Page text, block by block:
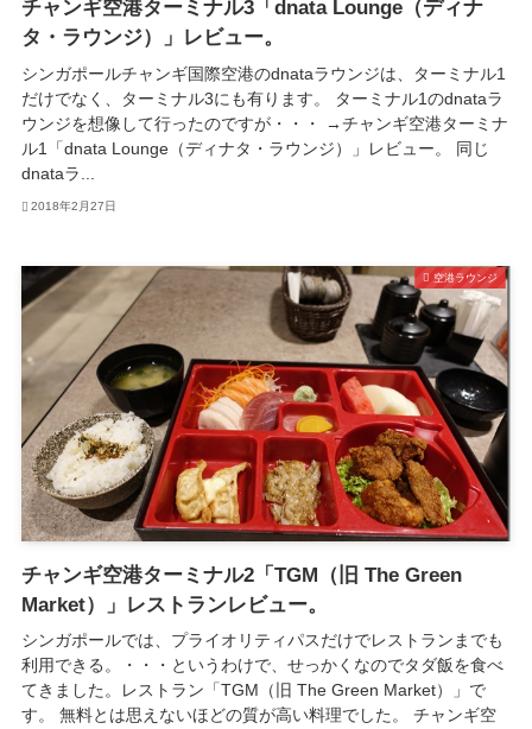
チャンギ空港ターミナル3「dnata Lounge（ディナ
タ・ラウンジ）」レビュー。
シンガポールチャンギ国際空港のdnataラウンジは、ターミナル1
だけでなく、ターミナル3にも有ります。 ターミナル1のdnataラ
ウンジを想像して行ったのですが・・・ →チャンギ空港ターミナ
ル1「dnata Lounge（ディナタ・ラウンジ）」レビュー。 同じ
dnataラ...
2018年2月27日
空港ラウンジ
チャンギ空港ターミナル2「TGM（旧 The Green
Market）」レストランレビュー。
シンガポールでは、プライオリティパスだけでレストランまでも
利用できる。・・・というわけで、せっかくなのでタダ飯を食べ
てきました。レストラン「TGM（旧 The Green Market）」で
す。 無料とは思えないほどの質が高い料理でした。 チャンギ空